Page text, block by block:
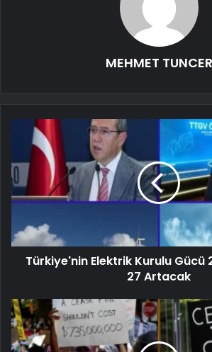
MEHMET TUNCER
Türkiye'nin Elektrik Kurulu Gücü
27 Artacak